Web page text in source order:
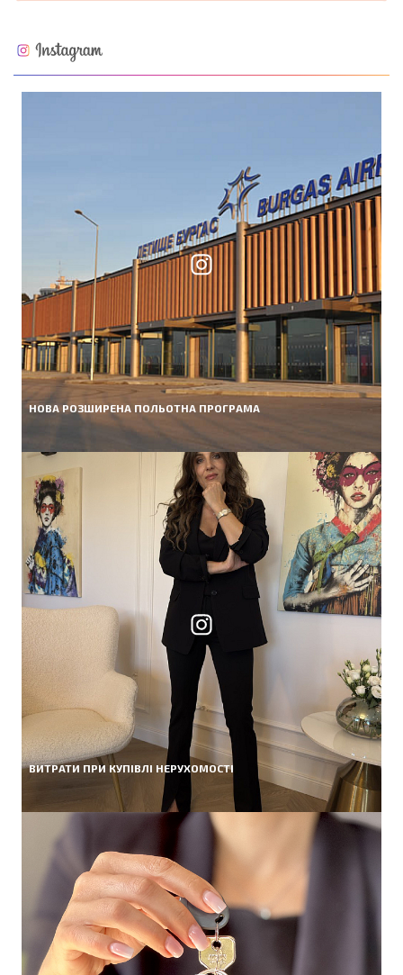
НОВА РОЗШИРЕНА ПОЛЬОТНА ПРОГРАМА
ВИТРАТИ ПРИ КУПІВЛІ НЕРУХОМОСТІ